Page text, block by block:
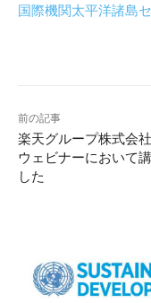
国際機関太平洋諸島
前の記事
楽天グループ株式会
ウェビナーにおいて
した